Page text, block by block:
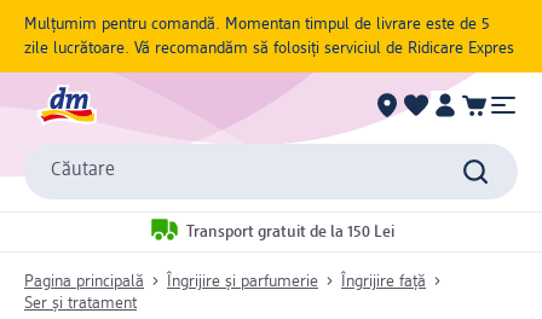
Mulțumim pentru comandă. Momentan timpul de livrare este de 5
zile lucrătoare. Vă recomandăm să folosiți serviciul de Ridicare Expres
Căutare
Transport gratuit de la 150 Lei
Pagina principală Îngrijire și parfumerie
Îngrijire față
Ser și tratament